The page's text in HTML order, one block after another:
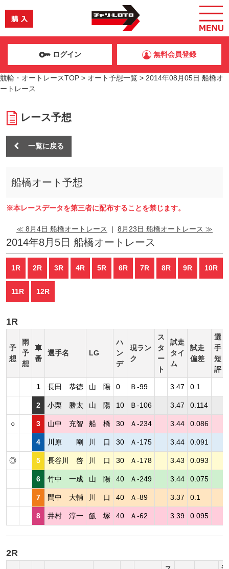
ログイン 無料会員登録
競輪・オートレースTOP > オート予想一覧 > 2014年08月05日 船橋オ
ートレース
レース予想
一覧に戻る
船橋オート予想
※本レースデータを第三者に配布することを禁じます。
≪ 8月4日 船橋オートレース | 8月23日 船橋オートレース ≫
2014年8月5日 船橋オートレース
1R 2R 3R 4R 5R 6R 7R 8R 9R 10R
11R 12R
1R
予
想
雨
予
想
車
番
選手名 LG
ハ
ン
デ
現ラン
ク
ス
タ
ー
ト
試走
タイ
ム
試走
偏差
選
手
短
評
1 長田 恭徳 山 陽 0 Ｂ-99 3.47 0.1
2 小栗 勝太 山 陽 10 Ｂ-106 3.47 0.114
○ 3 山中 充智 船 橋 30 Ａ-234 3.44 0.086
4 川原 剛 川 口 30 Ａ-175 3.44 0.091
◎ 5 長谷川 啓 川 口 30 Ａ-178 3.43 0.093
6 竹中 一成 山 陽 40 Ａ-249 3.44 0.075
7 間中 大輔 川 口 40 Ａ-89 3.37 0.1
8 井村 淳一 飯 塚 40 Ａ-62 3.39 0.095
2R